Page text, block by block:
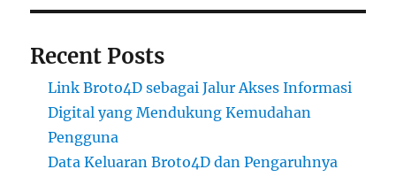
Recent Posts
Link Broto4D sebagai Jalur Akses Informasi
Digital yang Mendukung Kemudahan
Pengguna
Data Keluaran Broto4D dan Pengaruhnya